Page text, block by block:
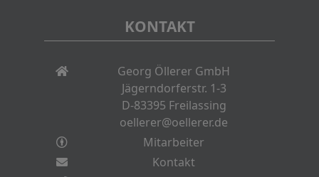
KONTAKT
Georg Öllerer GmbH
Jägerndorferstr. 1-3
D-83395 Freilassing
oellerer@oellerer.de
Mitarbeiter
Kontakt